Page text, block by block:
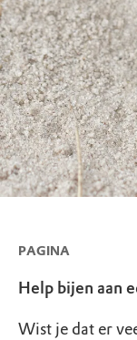
PAGINA
Help bijen aan
Wist je dat er